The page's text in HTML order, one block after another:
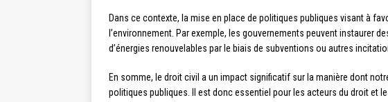
Dans ce contexte, la mise en place de politiques publiques visant à
l’environnement. Par exemple, les gouvernements peuvent instaurer
d’énergies renouvelables par le biais de subventions ou autres
En somme, le droit civil a un impact significatif sur la manière dont
politiques publiques. Il est donc essentiel pour les acteurs du droit et